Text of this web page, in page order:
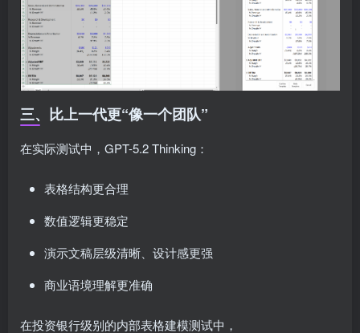
三、比上一代更“像一个团队”
在实际测试中，GPT-5.2 Thinking：
表格结构更合理
数值逻辑更稳定
演示文稿层级清晰、设计感更强
商业语境理解更准确
在投资银行级别的内部表格建模测试中，